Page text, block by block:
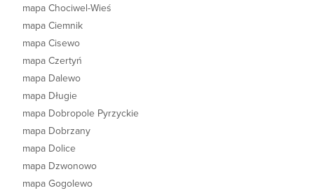
mapa Chociwel-Wieś
mapa Ciemnik
mapa Cisewo
mapa Czertyń
mapa Dalewo
mapa Długie
mapa Dobropole Pyrzyckie
mapa Dobrzany
mapa Dolice
mapa Dzwonowo
mapa Gogolewo